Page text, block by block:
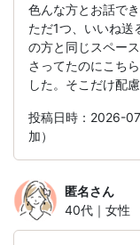
色んな方とお話で
ただ1つ、いいね送
の方と同じスペー
さってたのにこち
した。そこだけ配
投稿日時：2026-
加）
匿名さん
40代｜女性